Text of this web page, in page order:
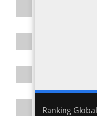
Ranking Global